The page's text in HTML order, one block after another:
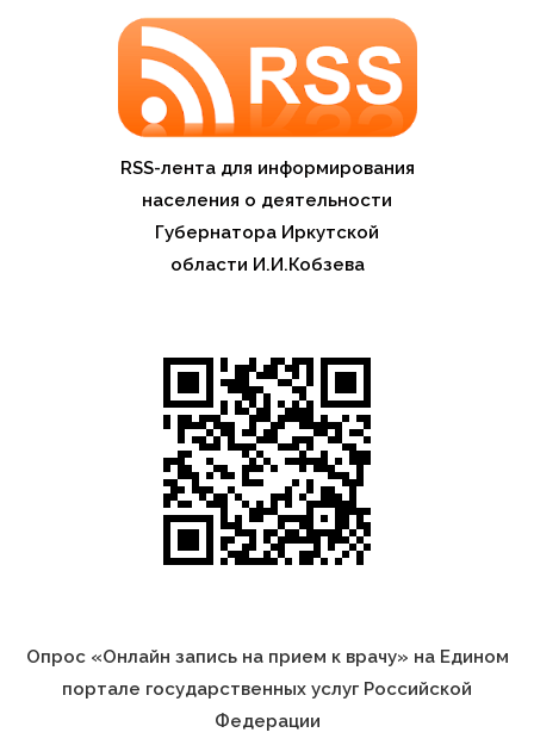
RSS-лента для информирования
населения о деятельности
Губернатора Иркутской
области И.И.Кобзева
Опрос «Онлайн запись на прием к врачу» на Едином
портале государственных услуг Российской
Федерации